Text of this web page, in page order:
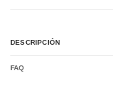
DESCRIPCIÓN
FAQ